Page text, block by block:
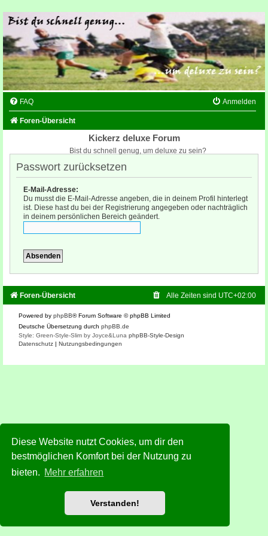
Diese Website nutzt Cookies, um dir den
bestmöglichen Komfort bei der Nutzung zu
bieten. Mehr erfahren
Verstanden!
FAQ Anmelden
Foren-Übersicht
Kickerz deluxe Forum
Bist du schnell genug, um deluxe zu sein?
Passwort zurücksetzen
E-Mail-Adresse:
Du musst die E-Mail-Adresse angeben, die in deinem Profil hinterlegt
ist. Diese hast du bei der Registrierung angegeben oder nachträglich
in deinem persönlichen Bereich geändert.
Foren-Übersicht Alle Zeiten sind UTC+02:00
Powered by phpBB® Forum Software © phpBB Limited
Deutsche Übersetzung durch phpBB.de
Style: Green-Style-Slim by Joyce&Luna phpBB-Style-Design
Datenschutz | Nutzungsbedingungen